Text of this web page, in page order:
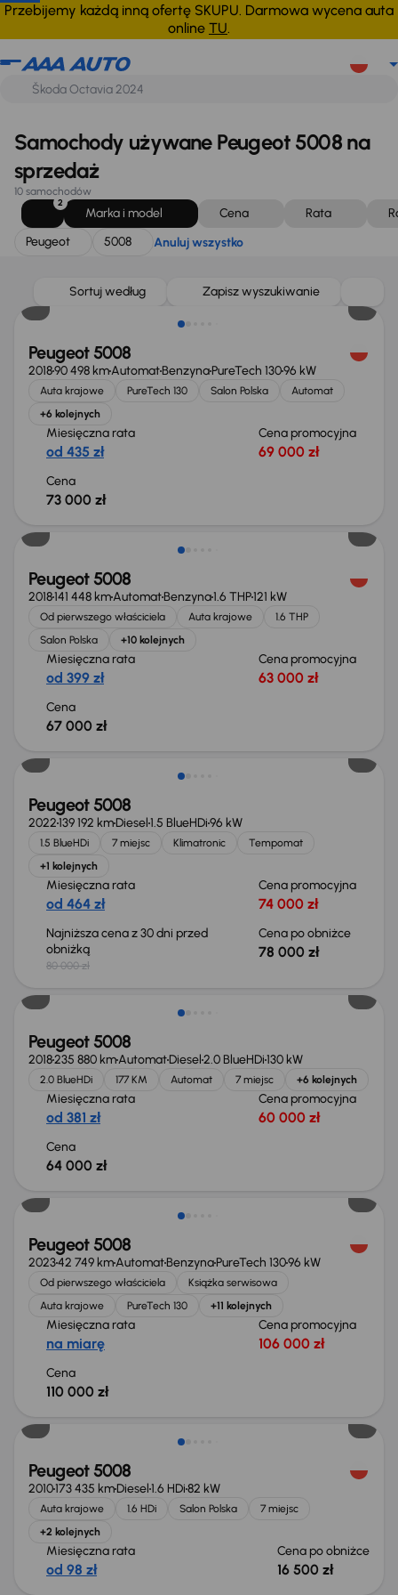
Przebijemy każdą inną ofertę SKUPU. Darmowa wycena auta
online TU.
Peugeot 5008 Anuluj wszystko
Samochody używane Peugeot 5008 na
sprzedaż
10 samochodów
2
Marka i model Cena Rata
Peugeot
5008 Anuluj wszystko
Sortuj według Zapisz wyszukiwanie
Peugeot 5008
201890 498 kmAutomatBenzynaPureTech 13096 kW
Auta krajowe PureTech 130 Salon Polska
Automat
+6 kolejnych
Miesięczna rata
od 435 zł
Cena promocyjna
69 000 zł
Cena
73 000 zł
Peugeot 5008
2018141 448 kmAutomatBenzyna1.6 THP121 kW
Od pierwszego właściciela Auta krajowe
1.6 THP
Salon Polska
+10 kolejnych
Miesięczna rata
od 399 zł
Cena promocyjna
63 000 zł
Cena
67 000 zł
Taniej o 2 000 zł
Peugeot 5008
2022139 192 kmDiesel1.5 BlueHDi96 kW
1.5 BlueHDi 7 miejsc Klimatronic
Tempomat
+1 kolejnych
Miesięczna rata
od 464 zł
Cena promocyjna
74 000 zł
Najniższa cena z 30 dni przed
obniżką
80 000 zł
Cena po obniżce
78 000 zł
Peugeot 5008
2018235 880 kmAutomatDiesel2.0 BlueHDi130 kW
2.0 BlueHDi 177 KM Automat 7 miejsc +6 kolejnych
Miesięczna rata
od 381 zł
Cena promocyjna
60 000 zł
Cena
64 000 zł
Świeżo skupione
Peugeot 5008
202342 749 kmAutomatBenzynaPureTech 13096 kW
Od pierwszego właściciela
Książka serwisowa
Auta krajowe
PureTech 130 +11 kolejnych
Miesięczna rata
na miarę
Cena promocyjna
106 000 zł
Cena
110 000 zł
Peugeot 5008
2010173 435 kmDiesel1.6 HDi82 kW
Auta krajowe 1.6 HDi Salon Polska
7 miejsc
+2 kolejnych
Miesięczna rata
od 98 zł
Cena po obniżce
16 500 zł
Taniej o 1 000 zł